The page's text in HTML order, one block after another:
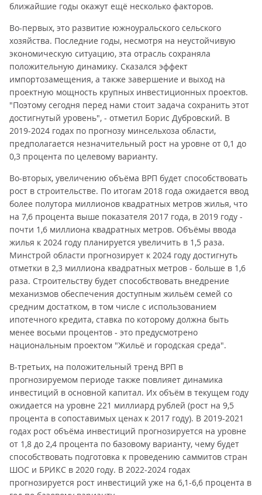
ближайшие годы окажут ещё несколько факторов.
Во-первых, это развитие южноуральского сельского
хозяйства. Последние годы, несмотря на неустойчивую
экономическую ситуацию, эта отрасль сохраняла
положительную динамику. Сказался эффект
импортозамещения, а также завершение и выход на
проектную мощность крупных инвестиционных проектов.
"Поэтому сегодня перед нами стоит задача сохранить этот
достигнутый уровень", - отметил Борис Дубровский. В
2019-2024 годах по прогнозу минсельхоза области,
предполагается незначительный рост на уровне от 0,1 до
0,3 процента по целевому варианту.
Во-вторых, увеличению объёма ВРП будет способствовать
рост в строительстве. По итогам 2018 года ожидается ввод
более полутора миллионов квадратных метров жилья, что
на 7,6 процента выше показателя 2017 года, в 2019 году -
почти 1,6 миллиона квадратных метров. Объёмы ввода
жилья к 2024 году планируется увеличить в 1,5 раза.
Минстрой области прогнозирует к 2024 году достигнуть
отметки в 2,3 миллиона квадратных метров - больше в 1,6
раза. Строительству будет способствовать внедрение
механизмов обеспечения доступным жильём семей со
средним достатком, в том числе с использованием
ипотечного кредита, ставка по которому должна быть
менее восьми процентов - это предусмотрено
национальным проектом "Жильё и городская среда".
В-третьих, на положительный тренд ВРП в
прогнозируемом периоде также повлияет динамика
инвестиций в основной капитал. Их объём в текущем году
ожидается на уровне 221 миллиард рублей (рост на 9,5
процента в сопоставимых ценах к 2017 году). В 2019-2021
годах рост объёма инвестиций прогнозируется на уровне
от 1,8 до 2,4 процента по базовому варианту, чему будет
способствовать подготовка к проведению саммитов стран
ШОС и БРИКС в 2020 году. В 2022-2024 годах
прогнозируется рост инвестиций уже на 6,1-6,6 процента в